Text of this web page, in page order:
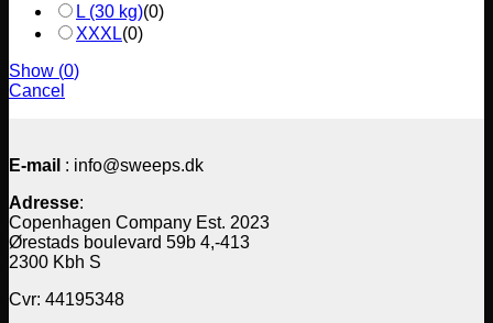
L (30 kg)(0)
XXXL(0)
Show (0)
Cancel
E-mail : info@sweeps.dk
Adresse:
Copenhagen Company Est. 2023
Ørestads boulevard 59b 4,-413
2300 Kbh S
Cvr: 44195348